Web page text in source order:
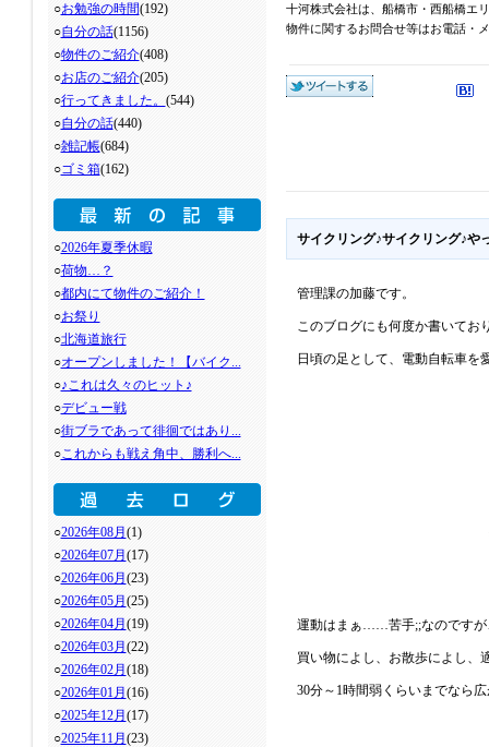
○お勉強の時間(192)
○自分の話(1156)
○物件のご紹介(408)
○お店のご紹介(205)
○行ってきました。 (544)
○自分の話(440)
○雑記帳(684)
○ゴミ箱(162)
○2026年夏季休暇
○荷物…？
○都内にて物件のご紹介！
○お祭り
○北海道旅行
○オープンしました！【バイク...
○♪これは久々のヒット♪
○デビュー戦
○街ブラであって徘徊ではあり...
○これからも戦え角中、勝利へ...
○2026年08月 (1)
○2026年07月 (17)
○2026年06月 (23)
○2026年05月 (25)
○2026年04月 (19)
○2026年03月 (22)
○2026年02月 (18)
○2026年01月 (16)
○2025年12月 (17)
○2025年11月 (23)
十河株式会社は、船橋市・西船橋エ
物件に関するお問合せ等はお電話・
サイクリング♪サイクリング♪や
管理課の加藤です。
このブログにも何度か書いてお
日頃の足として、電動自転車を
運動はまぁ……苦手;;なのですが
買い物によし、お散歩によし、
30分～1時間弱くらいまでなら